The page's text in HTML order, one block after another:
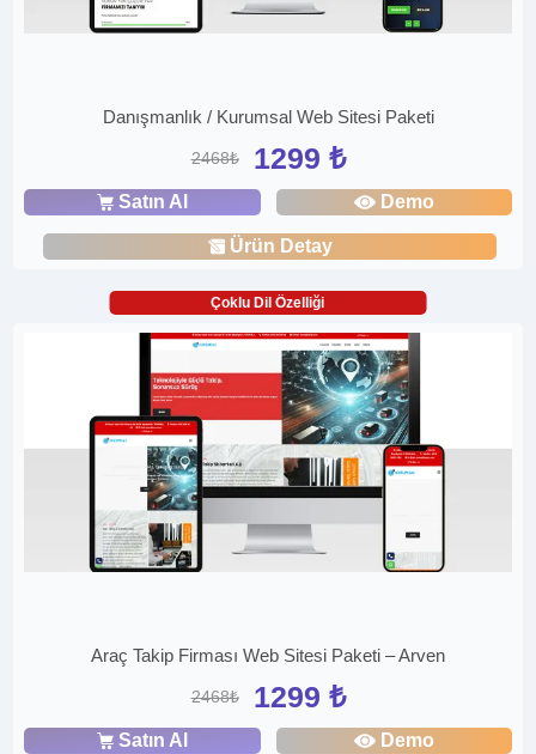
Danışmanlık / Kurumsal Web Sitesi Paketi
2468₺ 1299 ₺
Satın Al Demo
Ürün Detay
Çoklu Dil Özelliği
Araç Takip Firması Web Sitesi Paketi – Arven
2468₺ 1299 ₺
Satın Al Demo